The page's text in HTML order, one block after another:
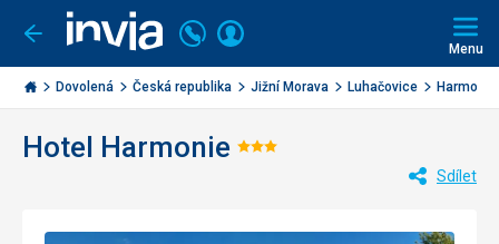
Jít
zpět
Invia.cz
Volejte
226
000
284
Přihlásit
Menu
Dovolená Česká republika Jižní Morava Luhačovice Harmonie
Hotel Harmonie Hodnocení:
Sdílet